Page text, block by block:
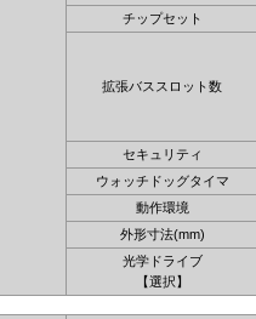
チップセット
拡張バススロット数
セキュリティ
ウォッチドッグタイマ
動作環境
外形寸法(mm)
光学ドライブ
【選択】